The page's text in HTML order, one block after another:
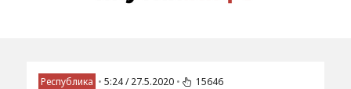
Республика • 5:24 / 27.5.2020 • 15646